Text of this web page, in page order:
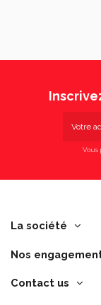
Vous
La société
Nos
Contact us